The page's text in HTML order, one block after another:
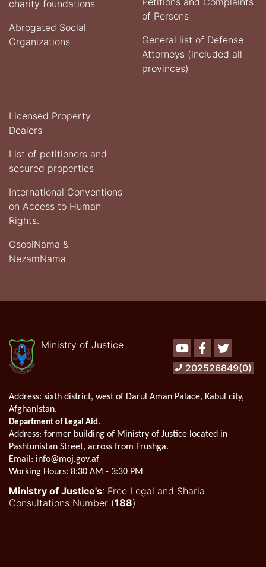
Policy
charity foundations
Abrogated Social
Organizations
of Persons
General list of Defense
Attorneys (included all
provinces)
Licensed Property
Dealers
List of petitioners and
secured properties
International Conventions
on Access to Human
Rights.
OsoolNama &
NezamNama
Ministry of Justice YoutubeFacebookTwitter
202526849(0)
Address: sixth district, west of Darul Aman Palace, Kabul city,
Afghanistan.
Department of Legal Aid .
Address: former building of Ministry of Justice located in
Pashtunistan Street, across from Frushga.
Email: info@moj.gov.af
Working Hours: 8:30 AM - 3:30 PM
Ministry of Justice's: Free Legal and Sharia
Consultations Number (188)